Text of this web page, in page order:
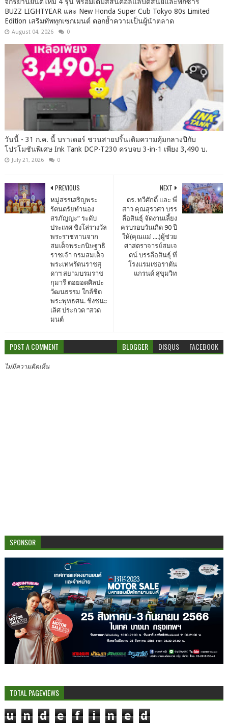
BUZZ LIGHTYEAR และ New Honda Super Cub Tokyo 80s Limited
Edition เสริมทัพทุกเซกเมนต์ ตอกย้ำความเป็นผู้นำตลาด
August 04, 2026 0
วันนี้ - 31 ก.ค. นี้ บราเดอร์ ชวนสายปริ้นเติมความคุ้มกลางปีกับ
โปรโมชันพิเศษ Ink Tank DCP-T230 ครบจบ 3-in-1 เพียง 3,490 บ.
July 21, 2026 0
NEXT
ดร. ทวีศักดิ์ และ พี่
สาว คุณสุรวศา บรร
ลือสินธุ์ จัดงานเลี้ยง
ครบรอบวันเกิด 90 ปี
ให้(คุณแม่ ....)ผู้ช่วย
ศาสตราจารย์สมเจ
ตน์ บรรลือสินธุ์ ที่
โรงแรมเชอราตัน
แกรนด์ สุขุมวิท
PREVIOUS
หมู่สรรเสริญพระ
รัตนตรัยทำนอง
สรภัญญะ” ระดับ
ประเทศ ชิงโล่รางวัล
พระราชทานจาก
สมเด็จพระกนิษฐาธิ
ราชเจ้า กรมสมเด็จ
พระเทพรัตนราชสุ
ดาฯ สยามบรมราช
กุมารี ต่อยอดศิลปะ
วัฒนธรรม ใกล้ชิด
พระพุทธศน. ชิงชนะ
เลิศ ประกวด “สวด
มนต์
POST A COMMENT BLOGGER DISQUS FACEBOOK
ไม่มีความคิดเห็น
SPONSOR
TOTAL PAGEVIEWS
u n d e f i n e d